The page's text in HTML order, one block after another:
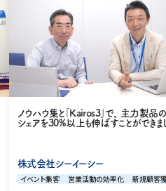
ノウハウ集と｢Kairos3｣で、 主力製品
シェアを30%以上も伸ばすことができま
株式会社シーイーシー
イベント集客 営業活動の効率化 新規顧客